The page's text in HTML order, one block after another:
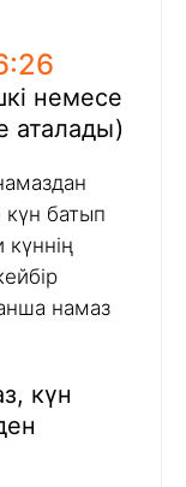
немесе
аталады)
күн батып
күннің
намаз
күн